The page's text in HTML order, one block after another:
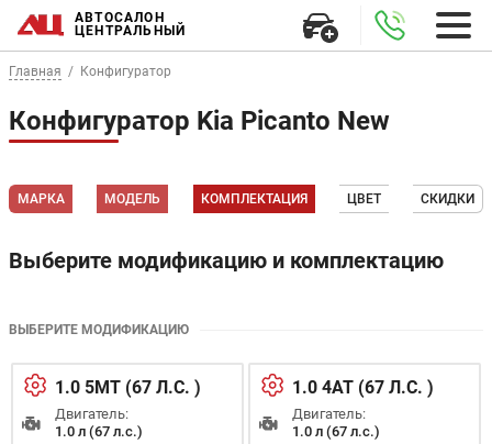
АВТОСАЛОН
ЦЕНТРАЛЬНЫЙ
Главная Конфигуратор
Конфигуратор Kia Picanto New
МАРКА МОДЕЛЬ КОМПЛЕКТАЦИЯ ЦВЕТ СКИДКИ
Выберите модификацию и комплектацию
ВЫБЕРИТЕ МОДИФИКАЦИЮ
1.0 5МТ (67 Л.С. )
Двигатель:
1.0 л (67 л.с.)
1.0 4АТ (67 Л.С. )
Двигатель:
1.0 л (67 л.с.)